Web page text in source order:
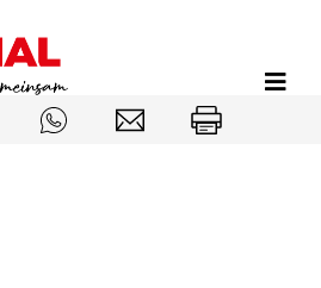
Inhalt